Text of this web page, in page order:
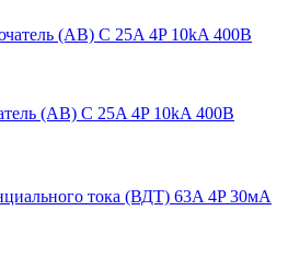
(АВ) C 25A 4P 10kA 400В